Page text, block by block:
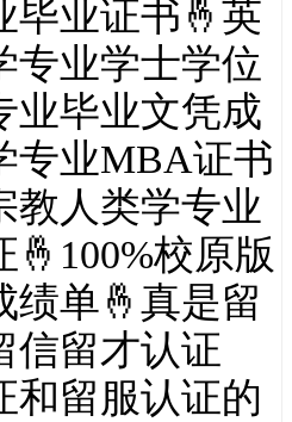
毕业证书🤞英
专业学士学位
业毕业文凭成
专业MBA证书
教人类学专业
🤞100%校原版
绩单🤞真是留
信留才认证
和留服认证的